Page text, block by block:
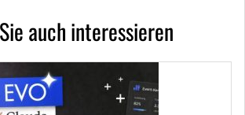
auch interessieren